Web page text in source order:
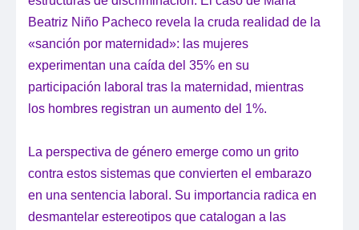
Beatriz Niño Pacheco revela la cruda realidad de la
«sanción por maternidad»: las mujeres
experimentan una caída del 35% en su
participación laboral tras la maternidad, mientras
los hombres registran un aumento del 1%.
La perspectiva de género emerge como un grito
contra estos sistemas que convierten el embarazo
en una sentencia laboral. Su importancia radica en
desmantelar estereotipos que catalogan a las